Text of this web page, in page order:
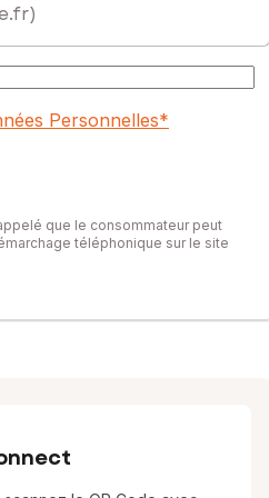
Personnelles*
que le consommateur peut
téléphonique sur le site